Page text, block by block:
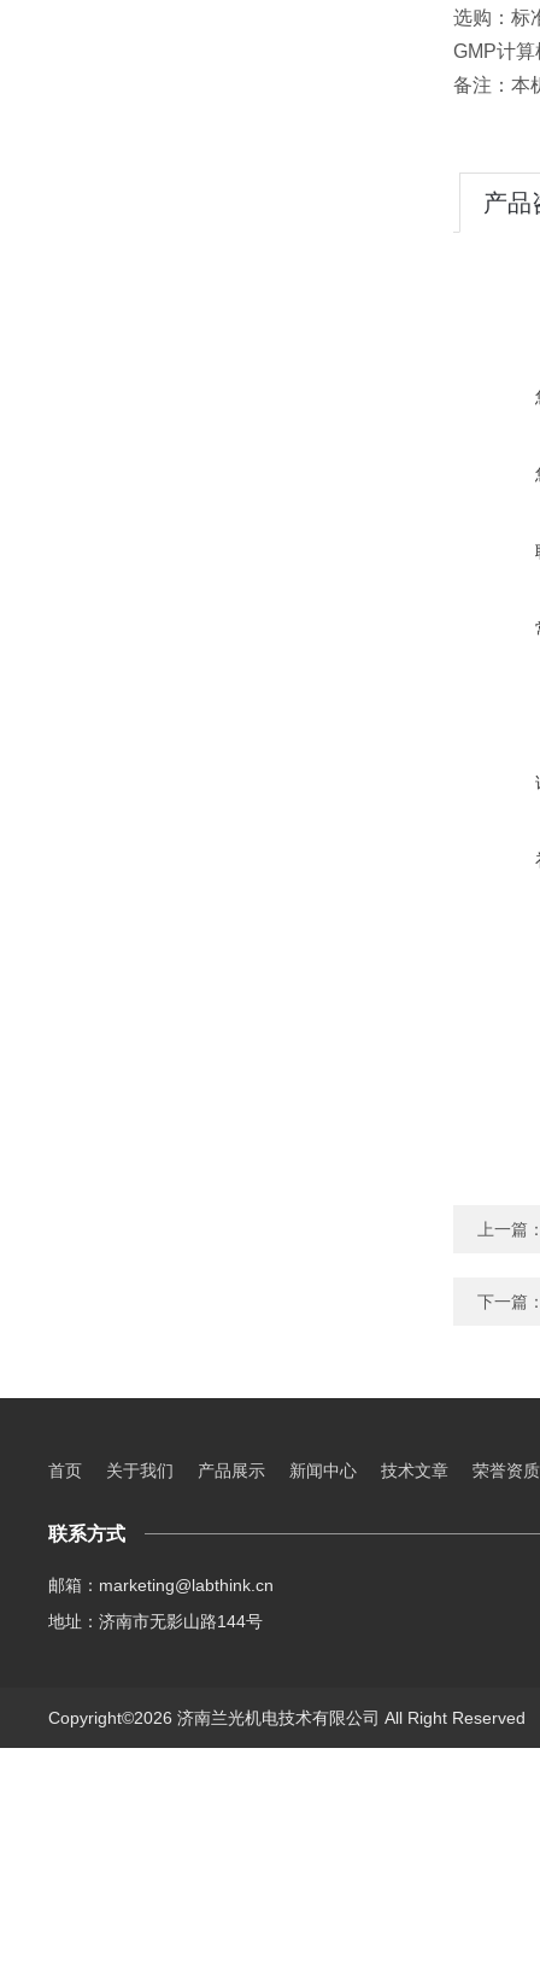
选购：标
GMP计
备注：本
产品
上一篇
下一篇
首页 关于我们 产品展示 新闻中心 技术文章 荣誉资质
联系方式
邮箱：marketing@labthink.cn
地址：济南市无影山路144号
Copyright©2026 济南兰光机电技术有限公司 All Right